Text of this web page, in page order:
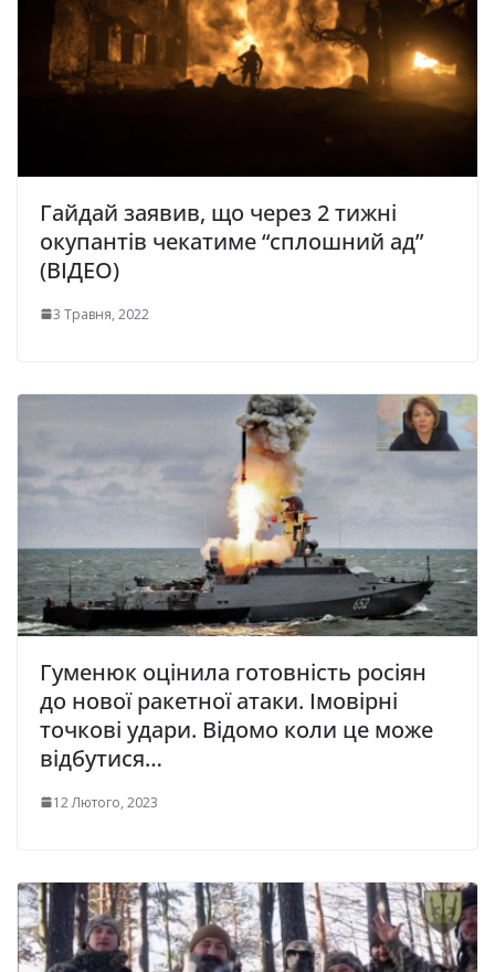
Гайдай заявив, що через 2 тижні
окупантів чекатиме “сплошний ад”
(ВІДЕО)
3 Травня, 2022
Гуменюк оцінила готовність росіян
до нової ракетної атаки. Імовірні
точкові удари. Відомо коли це може
відбутися…
12 Лютого, 2023